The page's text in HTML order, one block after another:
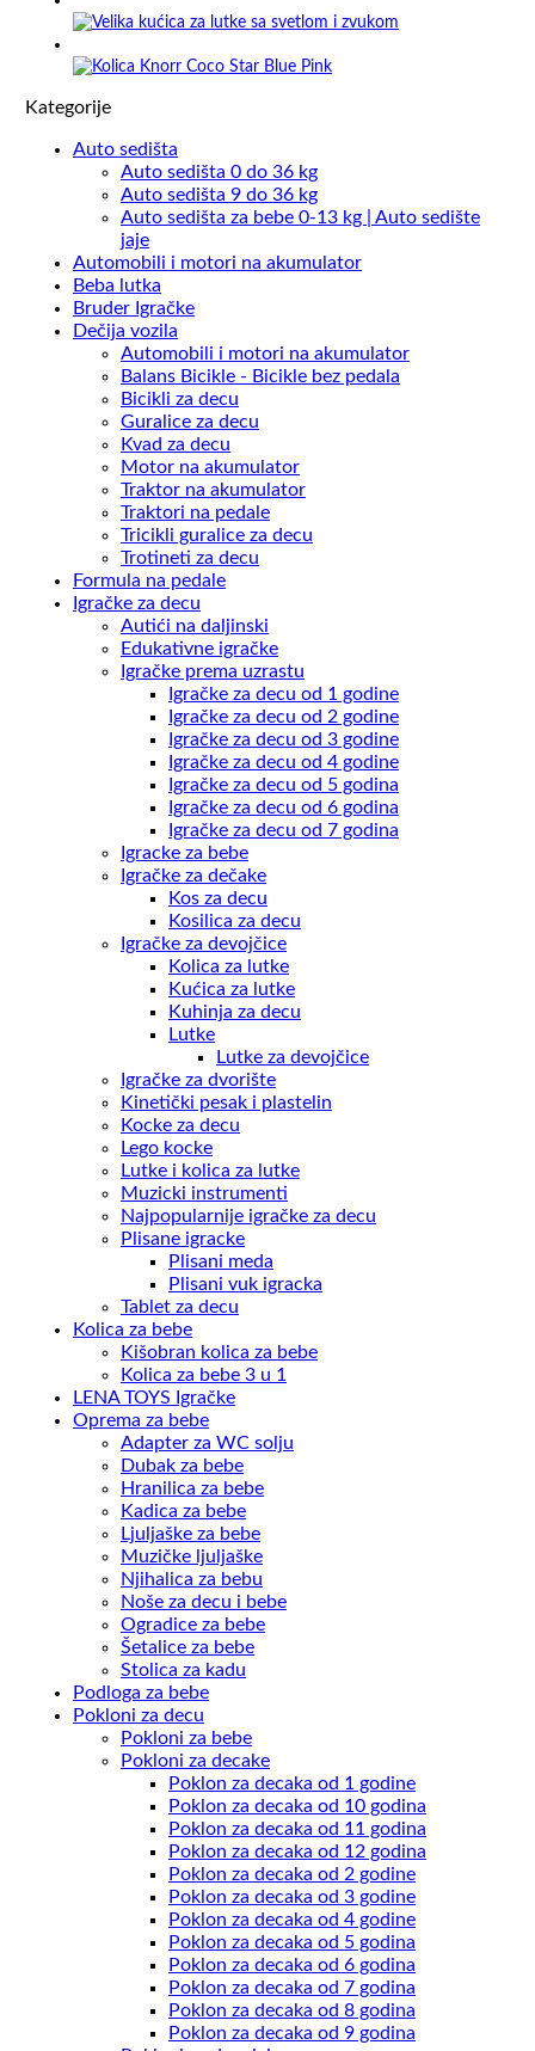
Kategorije
Auto sedišta
Auto sedišta 0 do 36 kg
Auto sedišta 9 do 36 kg
Auto sedišta za bebe 0-13 kg | Auto sedište
jaje
Automobili i motori na akumulator
Beba lutka
Bruder Igračke
Dečija vozila
Automobili i motori na akumulator
Balans Bicikle - Bicikle bez pedala
Bicikli za decu
Guralice za decu
Kvad za decu
Motor na akumulator
Traktor na akumulator
Traktori na pedale
Tricikli guralice za decu
Trotineti za decu
Formula na pedale
Igračke za decu
Autići na daljinski
Edukativne igračke
Igračke prema uzrastu
Igračke za decu od 1 godine
Igračke za decu od 2 godine
Igračke za decu od 3 godine
Igračke za decu od 4 godine
Igračke za decu od 5 godina
Igračke za decu od 6 godina
Igračke za decu od 7 godina
Igracke za bebe
Igračke za dečake
Kos za decu
Kosilica za decu
Igračke za devojčice
Kolica za lutke
Kućica za lutke
Kuhinja za decu
Lutke
Lutke za devojčice
Igračke za dvorište
Kinetički pesak i plastelin
Kocke za decu
Lego kocke
Lutke i kolica za lutke
Muzicki instrumenti
Najpopularnije igračke za decu
Plisane igracke
Plisani meda
Plisani vuk igracka
Tablet za decu
Kolica za bebe
Kišobran kolica za bebe
Kolica za bebe 3 u 1
LENA TOYS Igračke
Oprema za bebe
Adapter za WC solju
Dubak za bebe
Hranilica za bebe
Kadica za bebe
Ljuljaške za bebe
Muzičke ljuljaške
Njihalica za bebu
Noše za decu i bebe
Ogradice za bebe
Šetalice za bebe
Stolica za kadu
Podloga za bebe
Pokloni za decu
Pokloni za bebe
Pokloni za decake
Poklon za decaka od 1 godine
Poklon za decaka od 10 godina
Poklon za decaka od 11 godina
Poklon za decaka od 12 godina
Poklon za decaka od 2 godine
Poklon za decaka od 3 godine
Poklon za decaka od 4 godine
Poklon za decaka od 5 godina
Poklon za decaka od 6 godina
Poklon za decaka od 7 godina
Poklon za decaka od 8 godina
Poklon za decaka od 9 godina